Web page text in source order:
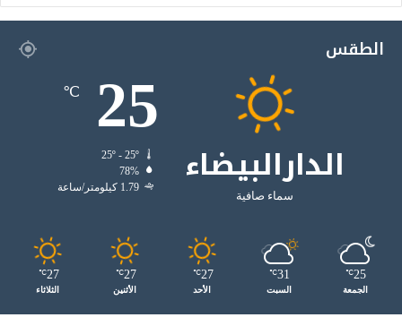
الطقس
الدارالبيضاء
سماء صافية
25
℃
78%
1.79 كيلومتر/ساعة
25
℃
الجمعة
31
℃
السبت
27
℃
الأحد
27
℃
الأثنين
27
℃
الثلاثاء